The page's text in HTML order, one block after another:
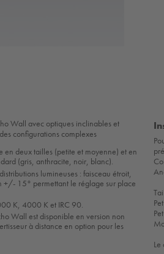
Wall avec optiques inclinables et
configurations complexes
deux tailles (petite et moyenne) et en
(gris, anthracite, noir, blanc).
lumineuses : faisceau étroit,
+/- 15° permettant le réglage sur place
K, 4000 K et IRC 90.
Wall est disponible en version non
à distance en option pour les